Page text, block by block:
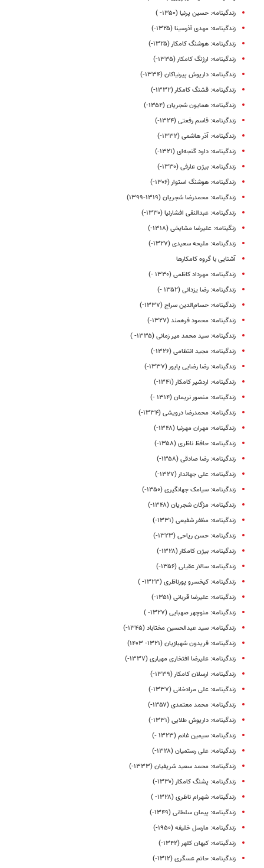
زندگینامه: حسین پرنیا (۱۳۵۰- )
زندگینامه: مهدی آذرسینا (۱۳۲۵-)
زندگینامه: هوشنگ کامکار (۱۳۲۵-)
زندگینامه: ارژنگ کامکار (۱۳۳۵-)
زندگینامه: داریوش پیرنیاکان (۱۳۳۴-)
زندگینامه: قشنگ کامکار (۱۳۳۲-)
زندگینامه: همایون شجریان (۱۳۵۴-)
زندگینامه: قاسم رفعتی (۱۳۲۴-)
زندگینامه: آذر هاشمی (۱۳۳۲-)
زندگینامه: داود گنجه‌ای (۱۳۲۱-)
زندگینامه: بیژن عارفی (۱۳۳۰-)
زندگینامه: هوشنگ استوار (۱۳۰۶-)
زندگینامه: محمدرضا شجریان (۱۳۱۹-۱۳۹۹)
زندگینامه: عبدالنقی افشارنیا (۱۳۳۰-)
زنگینامه: علیرضا مشایخی (۱۳۱۸-)
زندگینامه: ملیحه سعیدی (۱۳۲۷-)
آشنایی با گروه کامکارها
زندگینامه: مهرداد کاظمی (۱۳۳۰ -)
زندگینامه: رضا یزدانی (۱۳۵۲ -)
زندگینامه: حسام‌الدین سراج (۱۳۳۷-)
زندگینامه: محمود فرهمند (۱۳۲۷-)
زندگینامه: سید محمد میر زمانی (۱۳۳۵- )
زندگینامه: مجید انتظامی (۱۳۲۶-)
زندگینامه‌: رضا رضایی ‌پایور (۱۳۳۷-)
زندگینامه: اردشیر کامکار (۱۳۴۱-)
زندگینامه: منصور نریمان (۱۳۱۴ -)
زندگینامه: محمدرضا درویشی (۱۳۳۴-)
زندگینامه‌: مهران مهرنیا (۱۳۴۸-)
زندگینامه: حافظ ناظری (۱۳۵۸-)
زندگینامه: رضا صادقی (۱۳۵۸-)
زندگینامه: علی جهاندار (۱۳۲۷-)
زندگینامه: سیامک جهانگیری (۱۳۵۰-)
زندگینامه: مژگان شجریان (۱۳۴۸-)
زندگینامه: مظفر شفیعی (١٣٣١-)
زندگینامه: حسن ریاحی (۱۳۲۳-)
زندگینامه: بیژن کامکار (۱۳۲۸-)
زندگینامه: سالار عقیلی (۱۳۵۶-)
زندگینامه: کیخسرو پورناظری (۱۳۲۳- )
زندگینامه: علیرضا قربانی (۱۳۵۱-)
زندگینامه: منوچهر صهبایی (۱۳۲۷- )
زندگینامه: سید عبدالحسین مختاباد (۱۳۴۵-)
زندگینامه: فریدون شهبازیان (۱۳۲۱- ۱۴۰۳)
زندگینامه: علیرضا افتخاری مهیاری (۱۳۳۷-)
زندگینامه: ارسلان کامکار (۱۳۳۹-)
زندگینامه: علی مرادخانی (۱۳۳۷-)
زندگینامه: محمد معتمدی (۱۳۵۷-)
زندگینامه: داریوش طلایی (۱۳۳۱-)
زندگینامه: سیمین غانم (۱۳۲۳ -)
زندگینامه: علی رستمیان (۱۳۲۸-)
زندگینامه: محمد سعید شریفیان (۱۳۳۳-)
زندگینامه: پشنگ کامکار (۱۳۳۰-)
زندگینامه: شهرام ناظری (۱۳۲۸- )
زندگینامه: پیمان سلطانی (۱۳۴۹-)
زندگینامه: مارسل خلیفه (۱۹۵۰-)
زندگینامه: کیهان کلهر (۱۳۴۲-)
زندگینامه: حاتم عسگری (۱۳۱۲-)